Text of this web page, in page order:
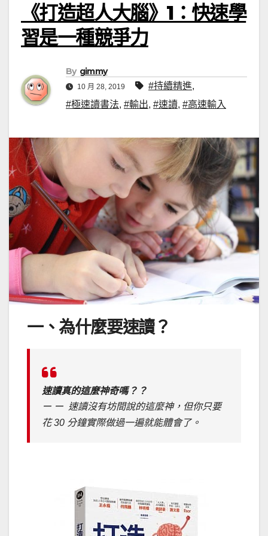
《打造超人大腦》1：快速學
習是一種競爭力
By gimmy
10 月 28, 2019 #持續精進,
#極速讀書法, #輸出, #速讀, #高速輸入
一、為什麼要速讀？
速讀真的這麼神奇嗎？？
ー ー 速讀沒有坊間說的這麼神，但你只要
花 30 分鐘實際做過一遍就能體會了。